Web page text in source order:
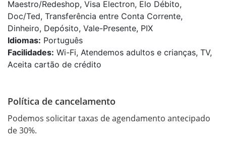
Maestro/Redeshop, Visa Electron, Elo Débito,
Doc/Ted, Transferência entre Conta Corrente,
Dinheiro, Depósito, Vale-Presente, PIX
Idiomas: Português
Facilidades: Wi-Fi, Atendemos adultos e crianças, TV,
Aceita cartão de crédito
Política de cancelamento
Podemos solicitar taxas de agendamento antecipado
de 30%.